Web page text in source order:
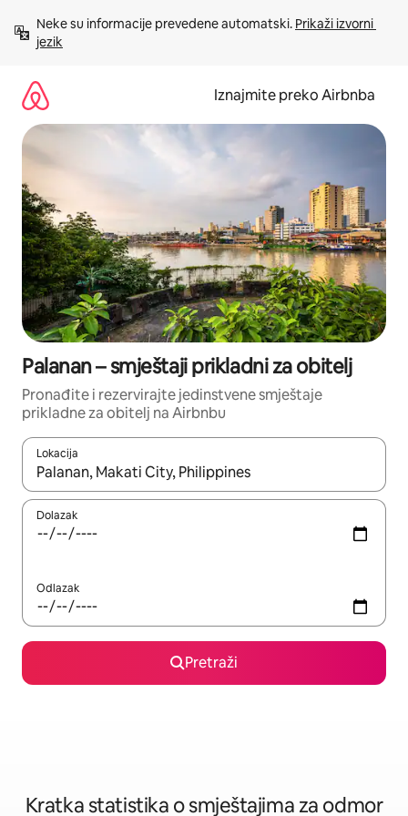
sadržaj
Neke su informacije prevedene automatski. Prikaži izvorni
jezik
Iznajmite preko Airbnba
Palanan – smještaji prikladni za obitelj
Pronađite i rezervirajte jedinstvene smještaje
prikladne za obitelj na Airbnbu
Lokacija
Kada budu dostupni rezultati, moći ćete ih pregledati
Dolazak
Odlazak
Pretraži
Kratka statistika o smještajima za odmor